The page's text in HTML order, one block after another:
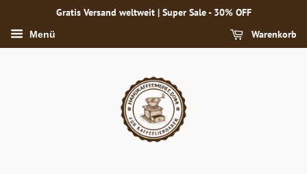
Gratis Versand weltweit | Super Sale - 30% OFF
Menü Warenkorb